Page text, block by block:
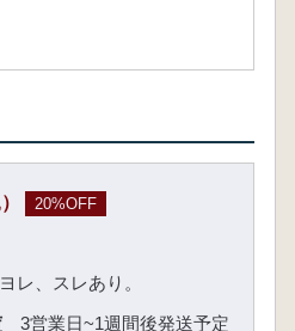
20%OFF
レ、スレあり。
3営業日~1週間後発送予定